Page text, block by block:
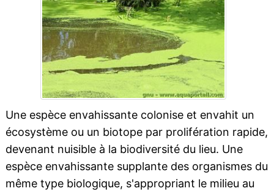
Une espèce envahissante colonise et envahit un
écosystème ou un biotope par prolifération rapide,
devenant nuisible à la biodiversité du lieu. Une
espèce envahissante supplante des organismes du
même type biologique, s'appropriant le milieu au